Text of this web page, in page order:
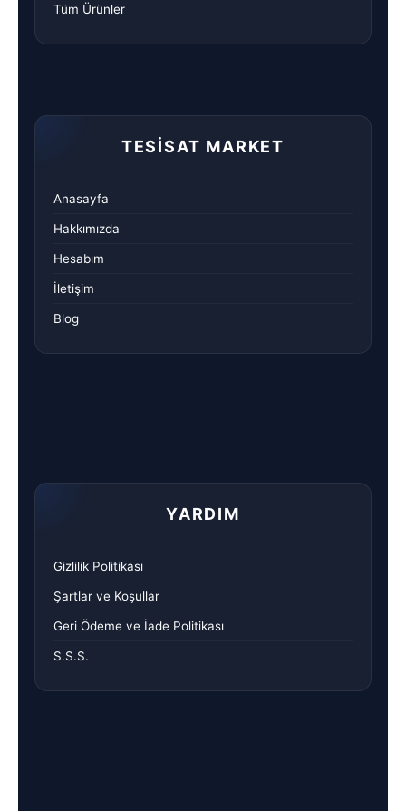
Tüm Ürünler
TESISAT MARKET
Anasayfa
Hakkımızda
Hesabım
İletişim
Blog
YARDIM
Gizlilik Politikası
Şartlar ve Koşullar
Geri Ödeme ve İade Politikası
S.S.S.